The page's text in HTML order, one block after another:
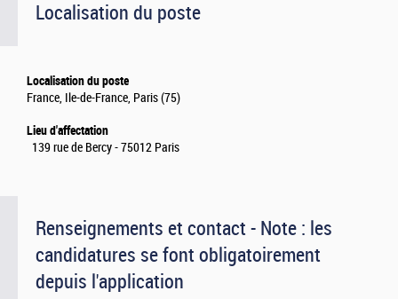
Localisation du poste
Localisation du poste
France, Ile-de-France, Paris (75)
Lieu d'affectation
139 rue de Bercy - 75012 Paris
Renseignements et contact - Note : les
candidatures se font obligatoirement
depuis l'application